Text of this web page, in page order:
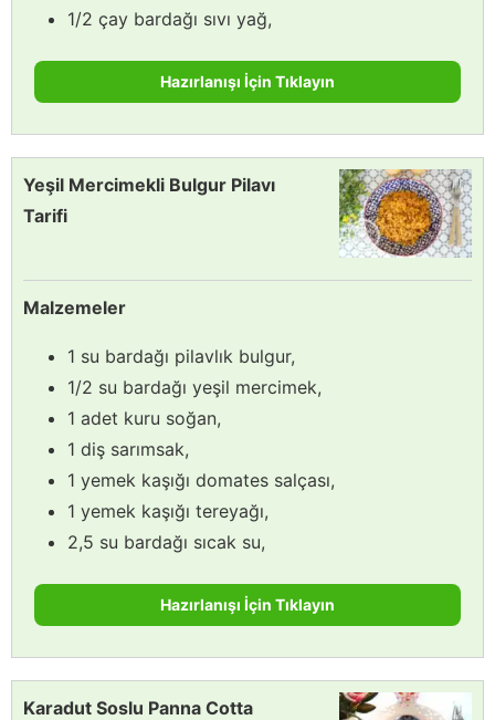
1/2 çay bardağı sıvı yağ,
Hazırlanışı İçin Tıklayın
Yeşil Mercimekli Bulgur Pilavı
Tarifi
Malzemeler
1 su bardağı pilavlık bulgur,
1/2 su bardağı yeşil mercimek,
1 adet kuru soğan,
1 diş sarımsak,
1 yemek kaşığı domates salçası,
1 yemek kaşığı tereyağı,
2,5 su bardağı sıcak su,
Hazırlanışı İçin Tıklayın
Karadut Soslu Panna Cotta